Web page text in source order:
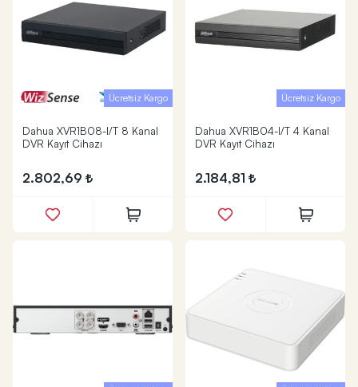
Ücretsiz Kargo
Dahua XVR1B08-I/T 8 Kanal
DVR Kayıt Cihazı
2.802,69
Ücretsiz Kargo
Dahua XVR1B04-I/T 4 Kanal
DVR Kayıt Cihazı
2.184,81